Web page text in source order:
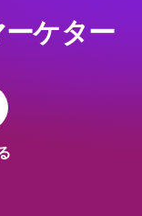
ケター